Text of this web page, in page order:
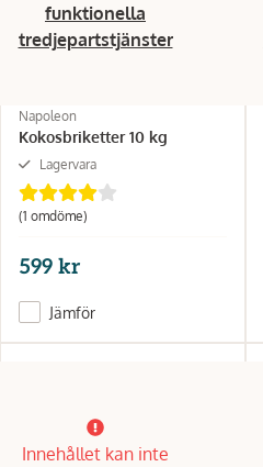
funktionella
tredjepartstjänster
Napoleon
Kokosbriketter 10 kg
Lagervara
(1 omdöme)
599 kr
Jämför
Innehållet kan inte